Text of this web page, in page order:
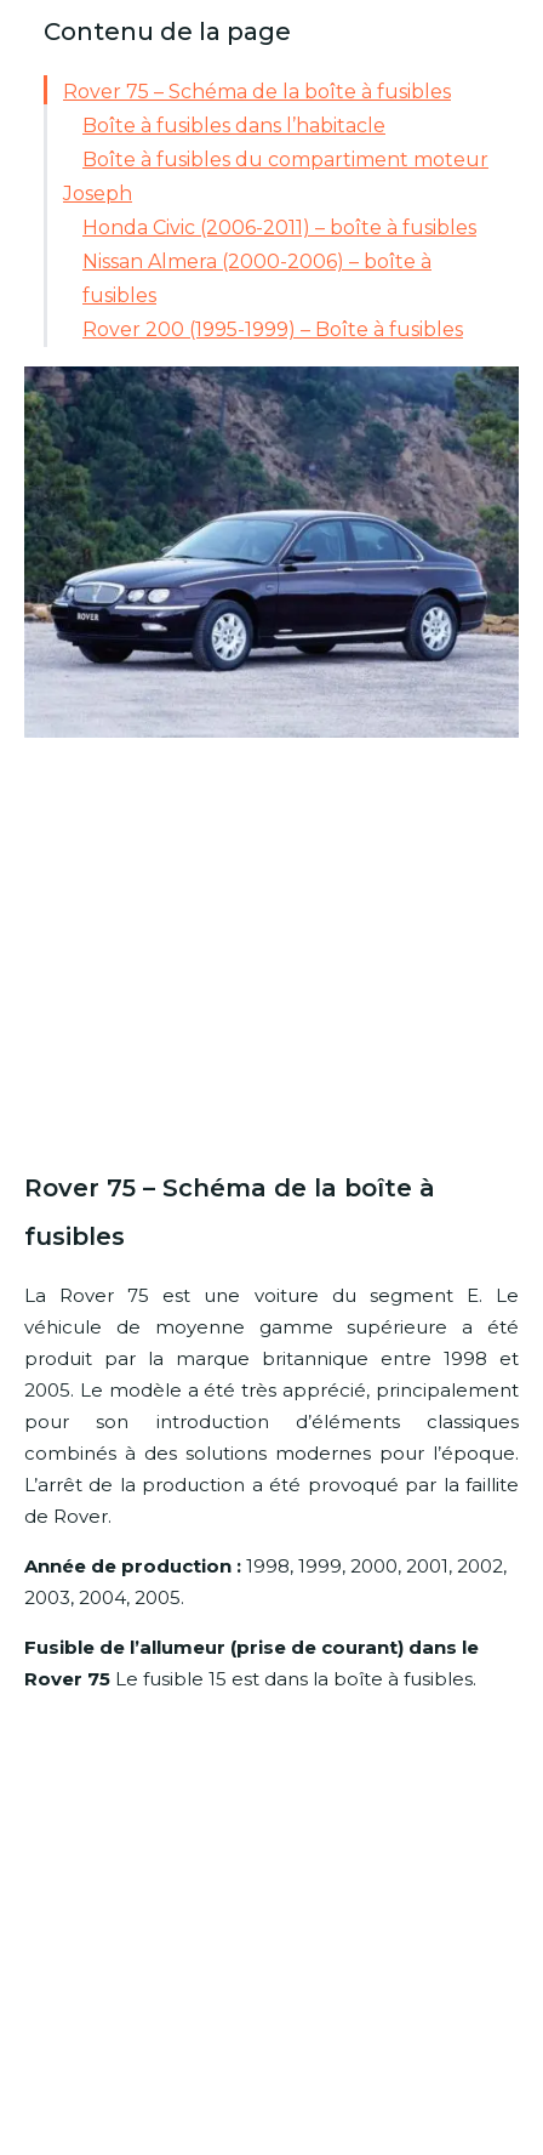
Contenu de la page
Rover 75 – Schéma de la boîte à fusibles
Boîte à fusibles dans l’habitacle
Boîte à fusibles du compartiment moteur
Joseph
Honda Civic (2006-2011) – boîte à fusibles
Nissan Almera (2000-2006) – boîte à
fusibles
Rover 200 (1995-1999) – Boîte à fusibles
Rover 75 – Schéma de la boîte à
fusibles
La Rover 75 est une voiture du segment E. Le
véhicule de moyenne gamme supérieure a été
produit par la marque britannique entre 1998 et
2005. Le modèle a été très apprécié, principalement
pour son introduction d’éléments classiques
combinés à des solutions modernes pour l’époque.
L’arrêt de la production a été provoqué par la faillite
de Rover.
Année de production : 1998, 1999, 2000, 2001, 2002,
2003, 2004, 2005.
Fusible de l’allumeur (prise de courant) dans le
Rover 75 Le fusible 15 est dans la boîte à fusibles.